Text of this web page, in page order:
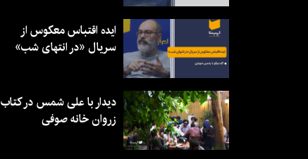
ایده اقتباس معکوس از
سریال «در انتهای شب»
دیدار با علی شمس در کتاب
زروان خانه صوفی